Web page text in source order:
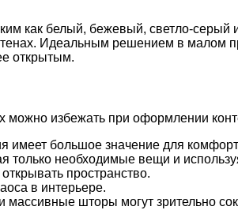
как белый, бежевый, светло-
Идеальным решением в малом
открытым.
избежать при оформлении
большое значение для
только необходимые вещи и
пространство.
в интерьере.
шторы могут зрительно